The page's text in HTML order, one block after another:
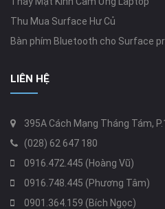
Thu Mua Surface Hư Củ
Bàn phím Bluetooth cho Surface
LIÊN HỆ
395A Cách Mạng Tháng Tám,
(028) 62 647 180
0916.472.445 (Hoàng Vũ)
0916.748.445 (Phương Tâm)
0901.364.159 (Bích Ngọc)